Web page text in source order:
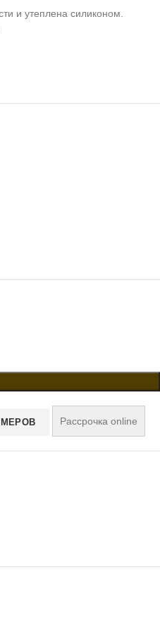
и утеплена силиконом.
Рассрочка online